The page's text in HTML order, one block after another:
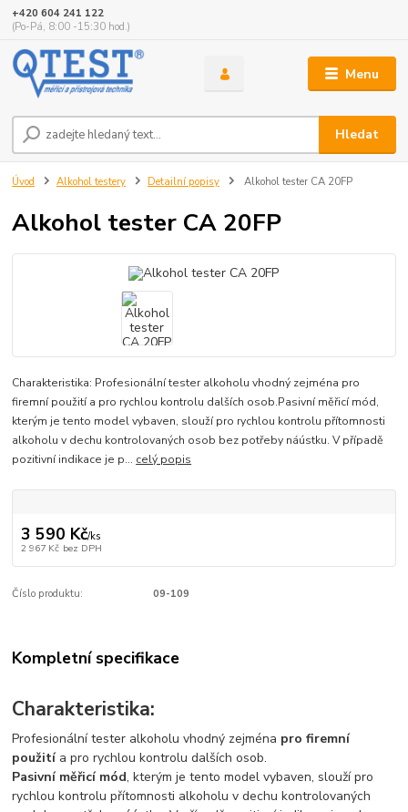
Menu
Hledat
+420 604 241 122
(Po-Pá, 8:00 -15:30 hod.)
Úvod Alkohol testery Detailní popisy Alkohol tester CA 20FP
Alkohol tester CA 20FP
Charakteristika: Profesionální tester alkoholu vhodný zejména pro
firemní použití a pro rychlou kontrolu dalších osob.Pasivní měřicí mód,
kterým je tento model vybaven, slouží pro rychlou kontrolu přítomnosti
alkoholu v dechu kontrolovaných osob bez potřeby náústku. V případě
pozitivní indikace je p... celý popis
3 590 Kč/ks
2 967 Kč bez DPH
Číslo produktu: 09-109
Kompletní specifikace
Charakteristika:
Profesionální tester alkoholu vhodný zejména pro firemní
použitía pro rychlou kontrolu dalších osob.
Pasivní měřicí mód, kterým je tento model vybaven, slouží pro
rychlou kontrolu přítomnosti alkoholu v dechu kontrolovaných